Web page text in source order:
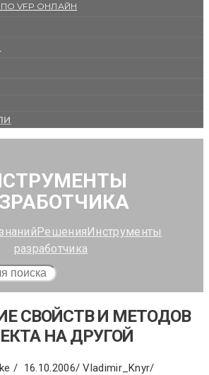
VFP ОНЛАЙН
РешенияИнструменты
разработчика
СВОЙСТВ И МЕТОДОВ
НА ДРУГОЙ
/ 16.10.2006/ Vladimir_Knyr/